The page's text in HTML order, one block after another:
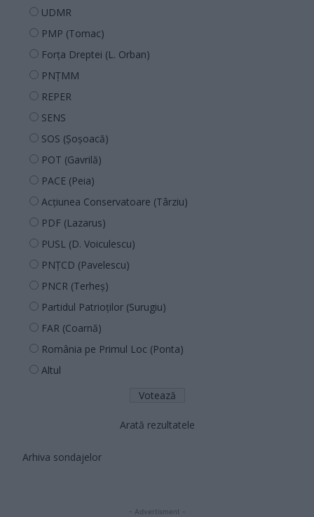
UDMR
PMP (Tomac)
Forța Dreptei (L. Orban)
PNȚMM
REPER
SENS
SOS (Șoșoacă)
POT (Gavrilă)
PACE (Peia)
Acțiunea Conservatoare (Târziu)
PDF (Lazarus)
PUSL (D. Voiculescu)
PNȚCD (Pavelescu)
PNCR (Terheș)
Partidul Patrioților (Surugiu)
FAR (Coarnă)
România pe Primul Loc (Ponta)
Altul
Arată rezultatele
Arhiva sondajelor
- Advertisment -